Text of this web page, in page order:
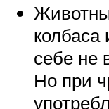
колбаса
себе не
Но при